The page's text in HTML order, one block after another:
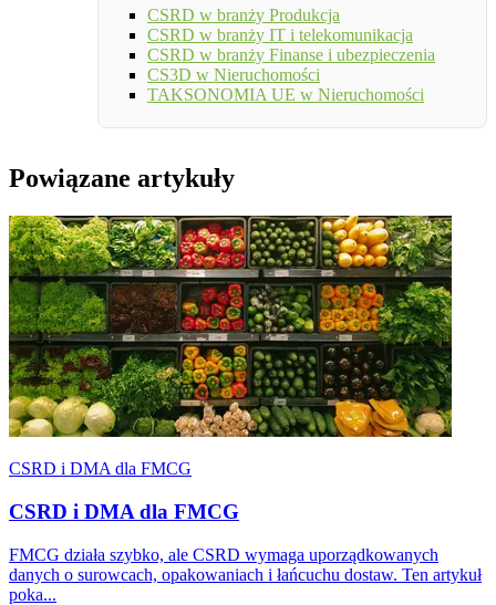
CSRD w branży Produkcja
CSRD w branży IT i telekomunikacja
CSRD w branży Finanse i ubezpieczenia
CS3D w Nieruchomości
TAKSONOMIA UE w Nieruchomości
Powiązane artykuły
CSRD i DMA dla FMCG
CSRD i DMA dla FMCG
FMCG działa szybko, ale CSRD wymaga uporządkowanych
danych o surowcach, opakowaniach i łańcuchu dostaw. Ten artykuł
poka...